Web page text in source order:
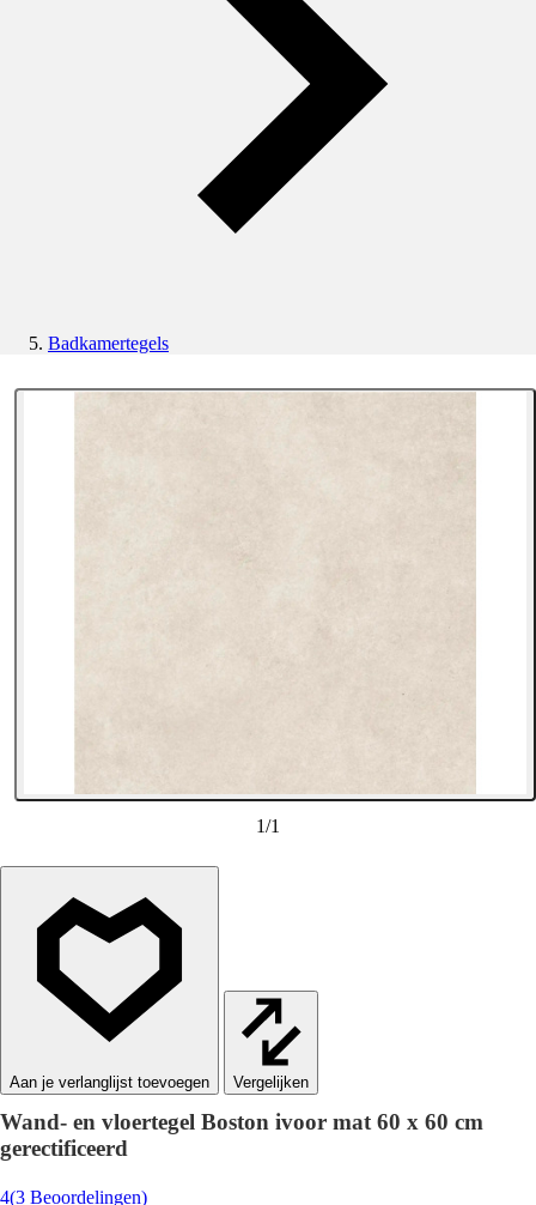
Badkamertegels
1/1
Vergelijken
Wand- en vloertegel Boston ivoor mat 60 x 60 cm
gerectificeerd
4(3 Beoordelingen)